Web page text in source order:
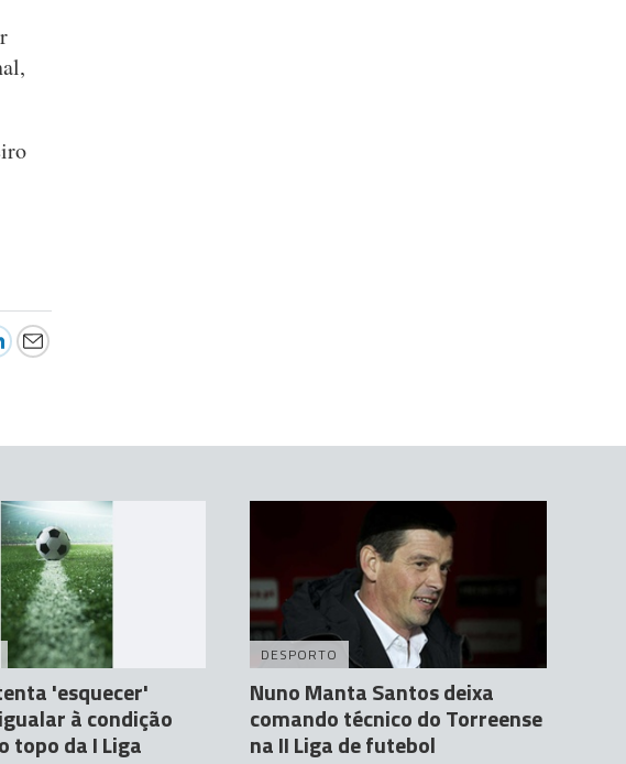
'esquecer'
à condição
topo da I Liga
DESPORTO
Nuno Manta Santos deixa
comando técnico do Torreense
na II Liga de futebol